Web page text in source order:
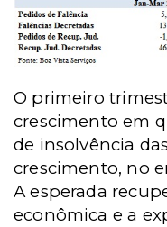
O primeiro
crescimento em
de insolvência
crescimento, no
A esperada
econômica e a